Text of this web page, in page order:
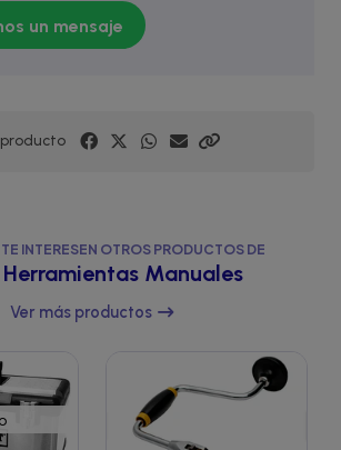
un mensaje
INTERESEN OTROS PRODUCTOS DE
Manuales
Ver más productos